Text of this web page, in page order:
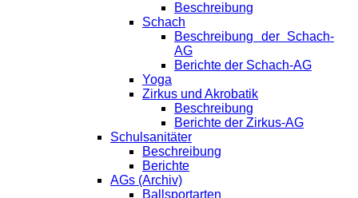
Beschreibung
Schach
Beschreibung der Schach-
AG
Berichte der Schach-AG
Yoga
Zirkus und Akrobatik
Beschreibung
Berichte der Zirkus-AG
Schulsanitäter
Beschreibung
Berichte
AGs (Archiv)
Ballsportarten